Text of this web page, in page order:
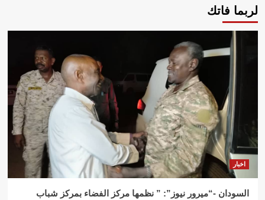
لربما فاتك
اخبار
السودان -“ميرور نيوز”: ” نظمها مركز الفضاء بمركز شباب